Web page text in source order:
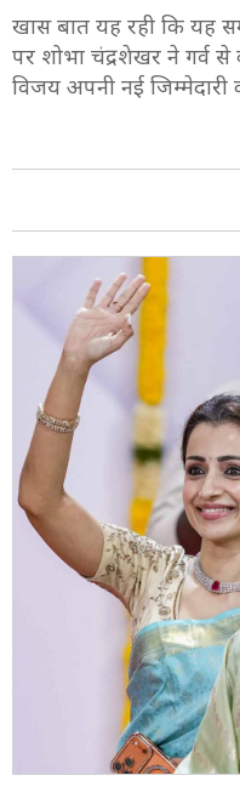
खास बात यह रही कि यह
पर शोभा चंद्रशेखर ने गर्व से
विजय अपनी नई